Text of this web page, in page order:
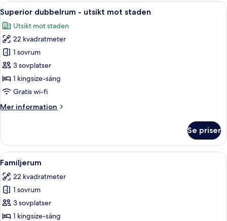
utsikt
mot
staden
Öppna
alla
foton
för
Superior
dubbelrum
-
utsikt
staden
En snyggt bäddad säng med
12
Superior dubbelrum - utsikt mot staden
Utsikt mot staden
22 kvadratmeter
1 sovrum
3 sovplatser
1 kingsize-säng
Gratis wi-fi
Mer information
Mer
dubbelrum
utsikt
staden
Se priser
Öppna
alla
foton
för
Familjerum
Ett hotellrum med en stor säng,
5
Familjerum
22 kvadratmeter
1 sovrum
3 sovplatser
1 kingsize-säng